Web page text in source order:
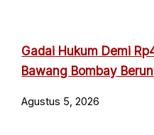
Gadai Hukum Demi
Bawang Bombay
Agustus 5, 2026